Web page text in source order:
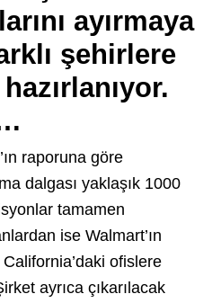
ayırmaya
şehirlere
raporuna göre
dalgası yaklaşık 1000
tamamen
ise Walmart’ın
ofislere
ayrıca çıkarılacak